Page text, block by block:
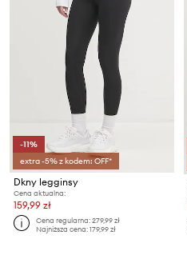
-11%
extra -5% z kodem: OFF*
Dkny legginsy
Cena aktualna:
159,99 zł
Cena regularna:279,99 zł
Najniższa cena:179,99 zł